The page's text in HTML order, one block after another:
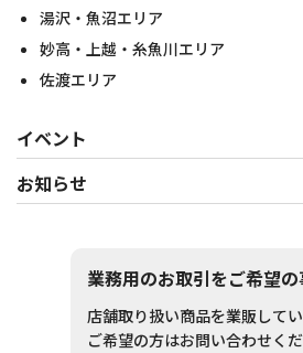
湯沢・魚沼エリア
妙高・上越・糸魚川エリア
佐渡エリア
イベント
お知らせ
業務用のお取引をご希望
店舗取り扱い商品を業販してい
ご希望の方はお問い合わせくだ